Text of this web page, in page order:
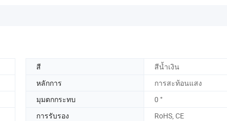
สี
สีน้ำเงิน
หลักการ
การสะท้อนแสง
มุมตกกระทบ
0 °
การรับรอง
RoHS, CE